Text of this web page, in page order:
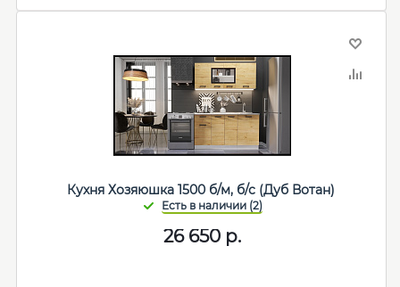
Кухня Хозяюшка 1500 б/м, б/с (Дуб Вотан)
26 650р.